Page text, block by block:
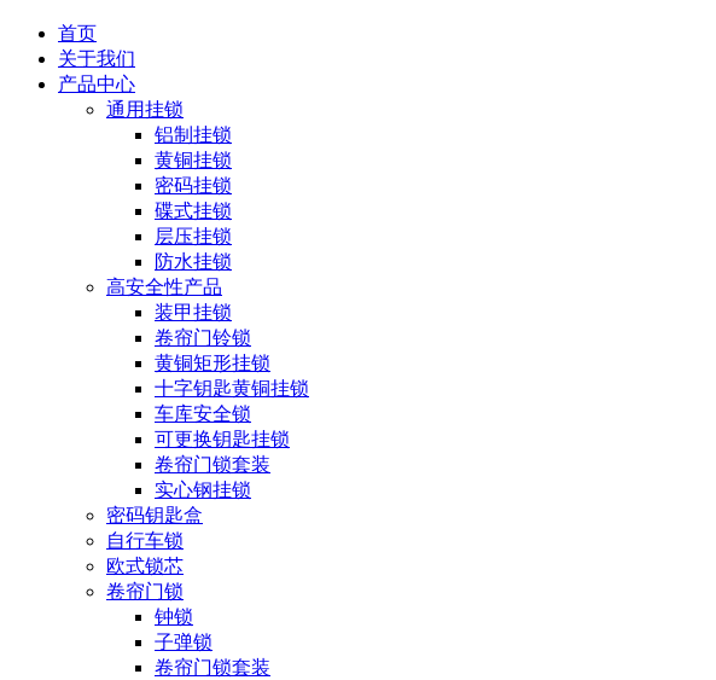
首页
关于我们
产品中心
通用挂锁
铝制挂锁
黄铜挂锁
密码挂锁
碟式挂锁
层压挂锁
防水挂锁
高安全性产品
装甲挂锁
卷帘门铃锁
黄铜矩形挂锁
十字钥匙黄铜挂锁
车库安全锁
可更换钥匙挂锁
卷帘门锁套装
实心钢挂锁
密码钥匙盒
自行车锁
欧式锁芯
卷帘门锁
钟锁
子弹锁
卷帘门锁套装